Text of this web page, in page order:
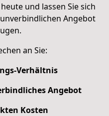
und lassen Sie sich
Angebot
an Sie:
Verhältnis
Angebot
Kosten